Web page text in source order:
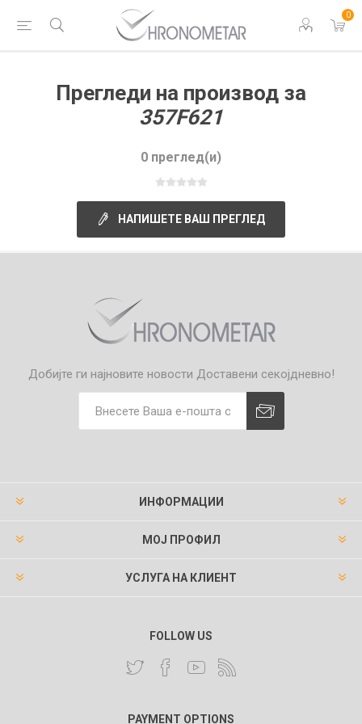
0
Прегледи на производ за
357F621
0 преглед(и)
НАПИШЕТЕ ВАШ ПРЕГЛЕД
Добијте ги најновите новости Доставени секојдневно!
ИНФОРМАЦИИ
МОЈ ПРОФИЛ
УСЛУГА НА КЛИЕНТ
FOLLOW US
PAYMENT OPTIONS